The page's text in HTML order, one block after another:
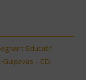
Educatif
- CDI